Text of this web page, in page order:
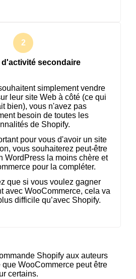
d'activité secondaire
simplement vendre
leur site Web à côté (ce qui
bien), vous n'avez pas
besoin de toutes les
de Shopify.
pour vous d'avoir un site
vous souhaiterez peut-être
WordPress la moins chère et
pour la compléter.
que si vous voulez gagner
avec WooCommerce, cela va
difficile qu’avec Shopify.
Shopify aux auteurs
WooCommerce peut être
certains.